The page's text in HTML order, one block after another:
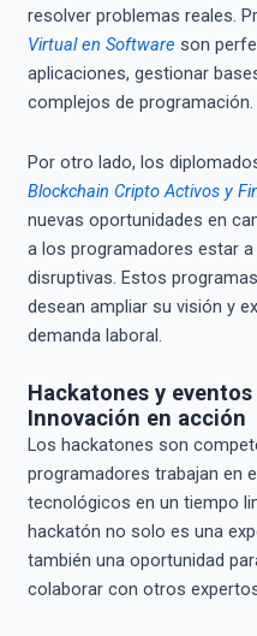
resolver problemas reales.
Virtual en Software son
aplicaciones, gestionar
complejos de programación.
Por otro lado, los
Blockchain Cripto Activos y
nuevas oportunidades en
a los programadores estar
disruptivas. Estos
desean ampliar su visión y
demanda laboral.
Hackatones y
Innovación en acción
Los hackatones son
programadores trabajan en
tecnológicos en un tiempo
hackatón no solo es una
también una oportunidad
colaborar con otros